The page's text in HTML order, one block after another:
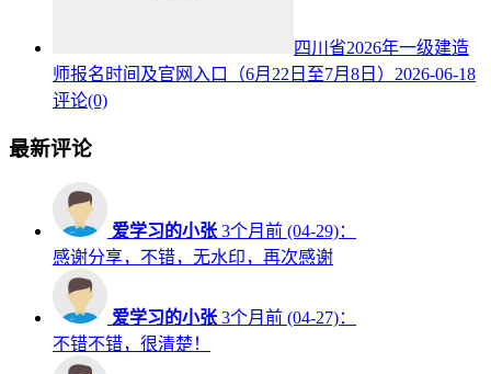
四川省2026年一级建造
师报名时间及官网入口（6月22日至7月8日） 2026-06-18
评论(0)
最新评论
爱学习的小张 3个月前 (04-29)：
感谢分享，不错，无水印，再次感谢
爱学习的小张 3个月前 (04-27)：
不错不错，很清楚！